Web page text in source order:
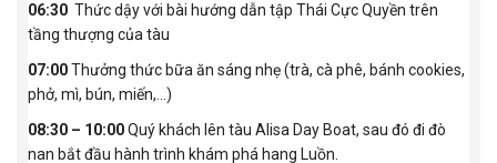
06:30 Thức dậy với bài hướng dẫn tập Thái Cực Quyền trên
tầng thượng của tàu
07:00Thưởng thức bữa ăn sáng nhẹ (trà, cà phê, bánh cookies,
phở, mì, bún, miến,…)
08:30 – 10:00Quý khách lên tàu Alisa Day Boat, sau đó đi đò
nan bắt đầu hành trình khám phá hang Luồn.